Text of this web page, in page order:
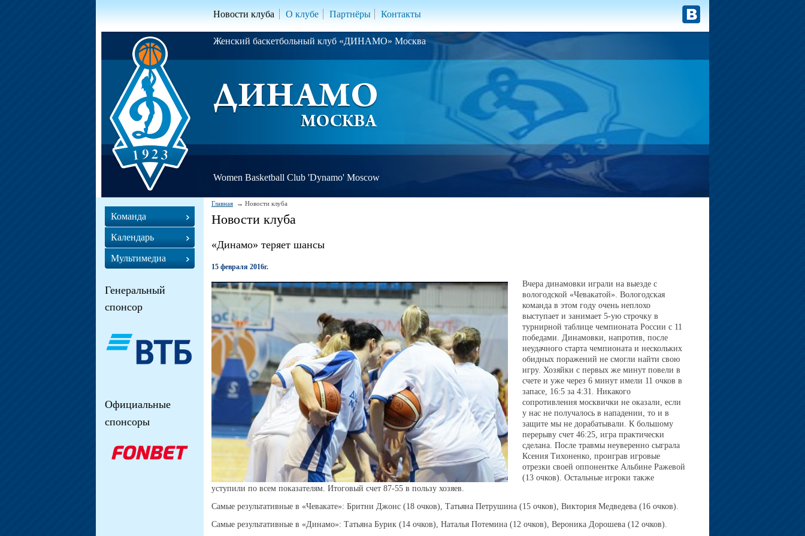
Новости клуба О клубе Партнёры Контакты
Женский баскетбольный клуб «ДИНАМО» Москва
Women Basketball Club 'Dynamo' Moscow
Главная Новости клуба
Новости клуба
«Динамо» теряет шансы
15 февраля 2016г.
Вчера динамовки играли на выезде с
вологодской «Чевакатой». Вологодская
команда в этом году очень неплохо
выступает и занимает 5-ую строчку в
турнирной таблице чемпионата России с 11
победами. Динамовки, напротив, после
неудачного старта чемпионата и нескольких
обидных поражений не смогли найти свою
игру. Хозяйки с первых же минут повели в
счете и уже через 6 минут имели 11 очков в
запасе, 16:5 за 4:31. Никакого
сопротивления москвички не оказали, если
у нас не получалось в нападении, то и в
защите мы не дорабатывали. К большому
перерыву счет 46:25, игра практически
сделана. После травмы неуверенно сыграла
Ксения Тихоненко, проиграв игровые
отрезки своей оппонентке Альбине Ражевой
(13 очков). Остальные игроки также
уступили по всем показателям. Итоговый счет 87-55 в пользу хозяев.
Самые результативные в «Чевакате»: Бритни Джонс (18 очков), Татьяна Петрушина (15 очков), Виктория Медведева (16 очков).
Самые результативные в «Динамо»: Татьяна Бурик (14 очков), Наталья Потемина (12 очков), Вероника Дорошева (12 очков).
Команда
Календарь
Мультимедиа
Генеральный
спонсор
Официальные
спонсоры